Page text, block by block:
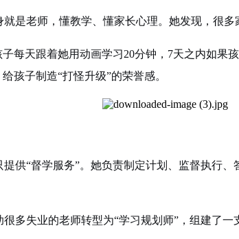
是老师，懂教学、懂家长心理。她发现，很
每天跟着她用动画学习20分钟，7天之内如果
孩子制造“打怪升级”的荣誉感。
供“督学服务”。她负责制定计划、监督执行
多失业的老师转型为“学习规划师”，组建了一